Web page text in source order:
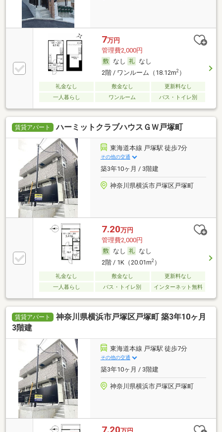
7万円
管理費2,000円
なし
なし
2階 / ワンルーム（18.12m2）
礼金なし 敷金なし
更新料なし
一人暮らし
ワンルーム バス・トイレ別
賃貸アパート ハーミットクラブハウスＧＷ戸塚町
東海道本線 戸塚駅 徒歩7分
その他の交通
築3年10ヶ月 / 3階建
神奈川県横浜市戸塚区戸塚町
7.20万円
管理費2,000円
なし
なし
2階 / 1K（20.01m2）
礼金なし 敷金なし
更新料なし
一人暮らし
バス・トイレ別 インターネット無料
賃貸アパート
神奈川県横浜市戸塚区戸塚町 築3年10ヶ月
3階建
東海道本線 戸塚駅 徒歩7分
その他の交通
築3年10ヶ月 / 3階建
神奈川県横浜市戸塚区戸塚町